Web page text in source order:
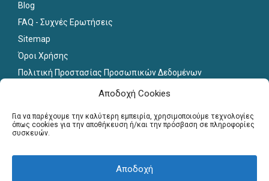
Αποδοχή Cookies
Για να παρέχουμε την καλύτερη εμπειρία, χρησιμοποιούμε τεχνολογίες
όπως cookies για την αποθήκευση ή/και την πρόσβαση σε πληροφορίες
συσκευών.
Αποδοχή
Blog
FAQ - Συχνές Ερωτήσεις
Sitemap
Όροι Χρήσης
Πολιτική Προστασίας Προσωπικών Δεδομένων
Για εκπαιδευτικούς
Εγγραφή